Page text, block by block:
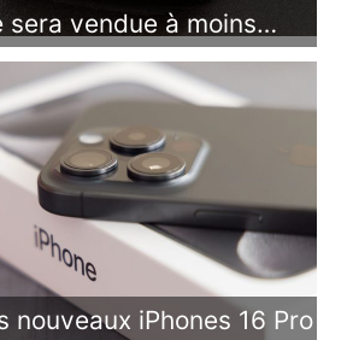
sera vendue à moins…
nouveaux iPhones 16 Pro